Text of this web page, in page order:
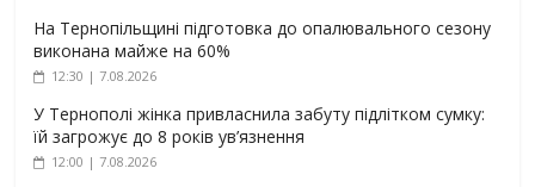
На Тернопільщині підготовка до опалювального сезону
виконана майже на 60%
12:30 | 7.08.2026
У Тернополі жінка привласнила забуту підлітком сумку:
їй загрожує до 8 років ув’язнення
12:00 | 7.08.2026